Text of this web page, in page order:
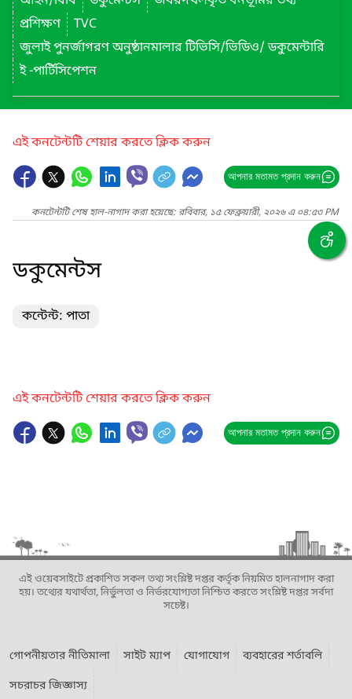
প্রশিক্ষণ
TVC
জুলাই পুনর্জাগরণ অনুষ্ঠানমালার টিভিসি/ভিডিও/ ডকুমেন্টারি
ই -পার্টিসিপেশন
এই কনটেন্টটি শেয়ার করতে ক্লিক করুন
আপনার মতামত প্রদান করুন
কনটেন্টটি শেষ হাল-নাগাদ করা হয়েছে: রবিবার, ১৫ ফেব্রুয়ারী, ২০২৬ এ ০৪:৫৩ PM
ডকুমেন্টস
কন্টেন্ট: পাতা
এই কনটেন্টটি শেয়ার করতে ক্লিক করুন
আপনার মতামত প্রদান করুন
এই ওয়েবসাইটে প্রকাশিত সকল তথ্য সংশ্লিষ্ট দপ্তর কর্তৃক নিয়মিত হালনাগাদ করা
হয়। তথ্যের যথার্থতা, নির্ভুলতা ও নির্ভরযোগ্যতা নিশ্চিত করতে সংশ্লিষ্ট দপ্তর সর্বদা
সচেষ্ট।
গোপনীয়তার নীতিমালা সাইট ম্যাপ যোগাযোগ
ব্যবহারের শর্তাবলি
সচরাচর জিজ্ঞাস্য